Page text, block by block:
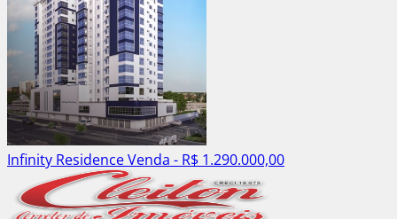
Infinity ResidenceVenda - R$ 1.290.000,00